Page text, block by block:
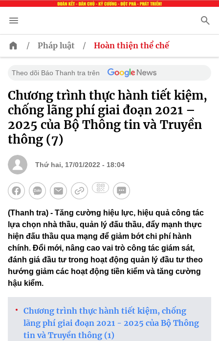
/ Pháp luật / Hoàn thiện thể chế
Theo dõi Báo Thanh tra trên
Chương trình thực hành tiết kiệm,
chống lãng phí giai đoạn 2021 –
2025 của Bộ Thông tin và Truyền
thông (7)
Thứ hai, 17/01/2022 - 18:04
(Thanh tra) - Tăng cường hiệu lực, hiệu quả công tác
lựa chọn nhà thầu, quản lý đấu thầu, đẩy mạnh thực
hiện đấu thầu qua mạng để giảm bớt chi phí hành
chính. Đổi mới, nâng cao vai trò công tác giám sát,
đánh giá đầu tư trong hoạt động quản lý đầu tư theo
hướng giảm các hoạt động tiền kiểm và tăng cường
hậu kiểm.
Chương trình thực hành tiết kiệm, chống
lãng phí giai đoạn 2021 - 2025 của Bộ Thông
tin và Truyền thông (1)